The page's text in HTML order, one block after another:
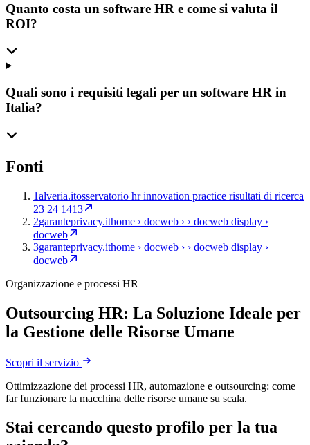
Quanto costa un software HR e come si valuta il
ROI?
Quali sono i requisiti legali per un software HR in
Italia?
Fonti
1alveria.itosservatorio hr innovation practice risultati di ricerca
23 24 1413
2garanteprivacy.ithome › docweb › › docweb display ›
docweb
3garanteprivacy.ithome › docweb › › docweb display ›
docweb
Organizzazione e processi HR
Outsourcing HR: La Soluzione Ideale per
la Gestione delle Risorse Umane
Scopri il servizio
Ottimizzazione dei processi HR, automazione e outsourcing: come
far funzionare la macchina delle risorse umane su scala.
Stai cercando questo profilo per la tua